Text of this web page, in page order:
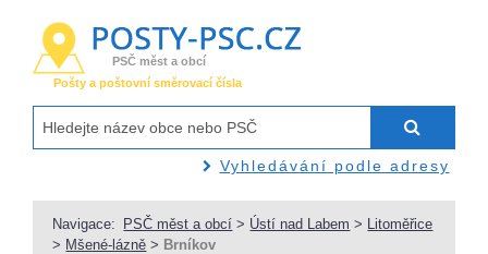
PSČ měst a obcí
Pošty a poštovní směrovací čísla
Vyhledávání podle adresy
Navigace: PSČ měst a obcí > Ústí nad Labem > Litoměřice
> Mšené-lázně > Brníkov